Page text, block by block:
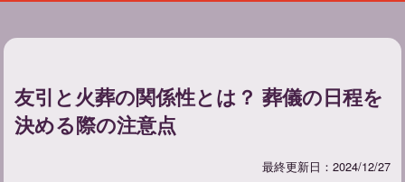
友引と火葬の関係性とは？ 葬儀の日程を
決める際の注意点
最終更新日：2024/12/27